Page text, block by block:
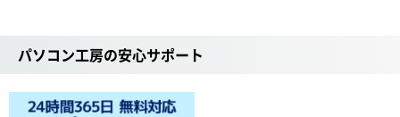
パソコン工房の安心サポート